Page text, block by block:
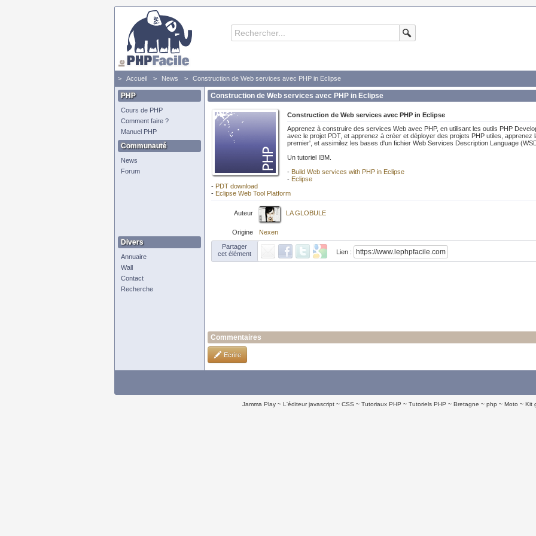
Accueil News Construction de Web services avec PHP in Eclipse
PHP
Cours de PHP
Comment faire ?
Manuel PHP
Communauté
News
Forum
Divers
Annuaire
Wall
Contact
Recherche
Construction de Web services avec PHP in Eclipse
Construction de Web services avec PHP in Eclipse
Apprenez à construire des services Web avec PHP, en utilisant les outils PHP
avec le projet PDT, et apprenez à créer et déployer des projets PHP utiles, apprenez
premier', et assimilez les bases d'un fichier Web Services Description Language
Un tutoriel IBM.
- Build Web services with PHP in Eclipse
- Eclipse
- PDT download
- Eclipse Web Tool Platform
Auteur LA GLOBULE
Origine
Nexen
Partager
cet élément
Lien :
Commentaires
Ecrire
Jamma Play L'éditeur javascript CSS Tutoriaux PHP Tutoriels PHP Bretagne php Moto Kit